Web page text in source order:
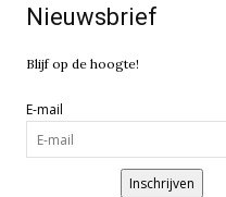
Nieuwsbrief
Blijf op de hoogte!
E-mail
Inschrijven